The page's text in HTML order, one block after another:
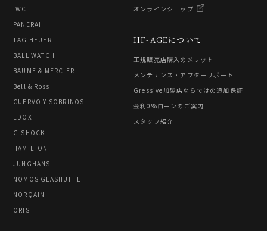
IWC
PANERAI
TAG HEUER
BALL WATCH
BAUME & MERCIER
Bell & Ross
CUERVO Y SOBRINOS
EDOX
G-SHOCK
HAMILTON
JUNGHANS
NOMOS GLASHÜTTE
NORQAIN
ORIS
HF-AGEについて
正規販売店購入のメリット
メンテナンス・アフターサポート
Gressive加盟店ならではの追加保証
金利0%ローンのご案内
スタッフ紹介
オンラインショップ